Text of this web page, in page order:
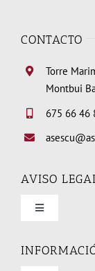
CONTACTO
Torre
Montbui
675 66 46
AVISO
Toggle
Condiciones de uso